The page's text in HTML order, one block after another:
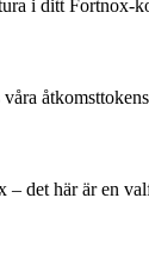
i ditt Fortnox-
våra
det här är en